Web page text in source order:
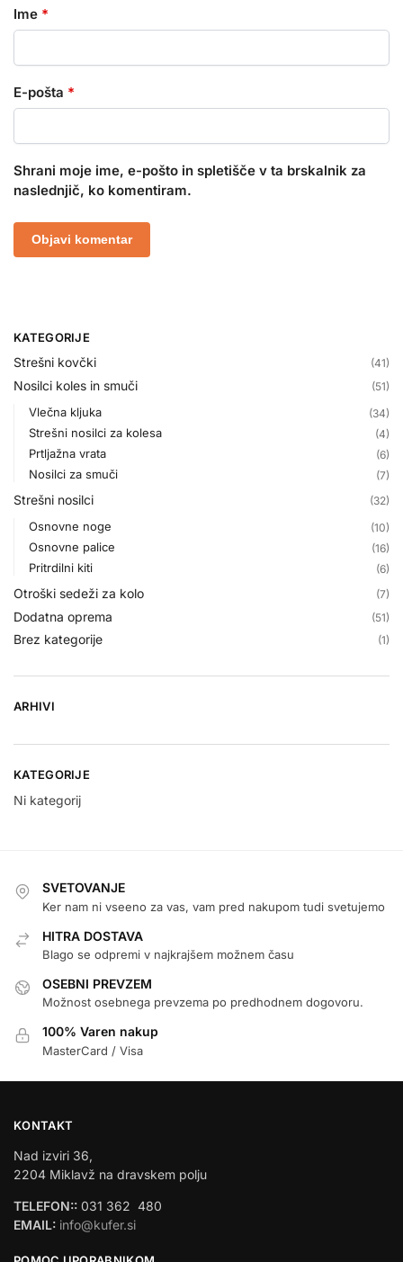
Ime *
E-pošta *
Shrani moje ime, e-pošto in spletišče v ta brskalnik za
naslednjič, ko komentiram.
KATEGORIJE
Strešni kovčki (41)
Nosilci koles in smuči (51)
Vlečna kljuka (34)
Strešni nosilci za kolesa (4)
Prtljažna vrata (6)
Nosilci za smuči (7)
Strešni nosilci (32)
Osnovne noge (10)
Osnovne palice (16)
Pritrdilni kiti (6)
Otroški sedeži za kolo (7)
Dodatna oprema (51)
Brez kategorije (1)
ARHIVI
KATEGORIJE
Ni kategorij
SVETOVANJE
Ker nam ni vseeno za vas, vam pred nakupom tudi svetujemo
HITRA DOSTAVA
Blago se odpremi v najkrajšem možnem času
OSEBNI PREVZEM
Možnost osebnega prevzema po predhodnem dogovoru.
100% Varen nakup
MasterCard / Visa
KONTAKT
Nad izviri 36,
2204 Miklavž na dravskem polju
TELEFON:: 031 362 480
EMAIL: info@kufer.si